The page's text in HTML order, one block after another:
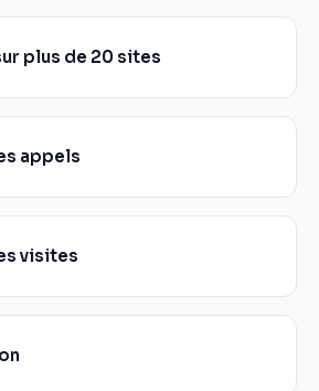
plus de 20 sites
appels
visites